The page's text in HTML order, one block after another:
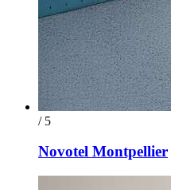
/ 5
Novotel Montpellier